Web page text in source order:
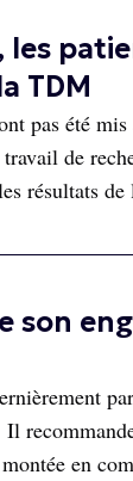
les
TDM
pas été
de
résultats
son
Il
en